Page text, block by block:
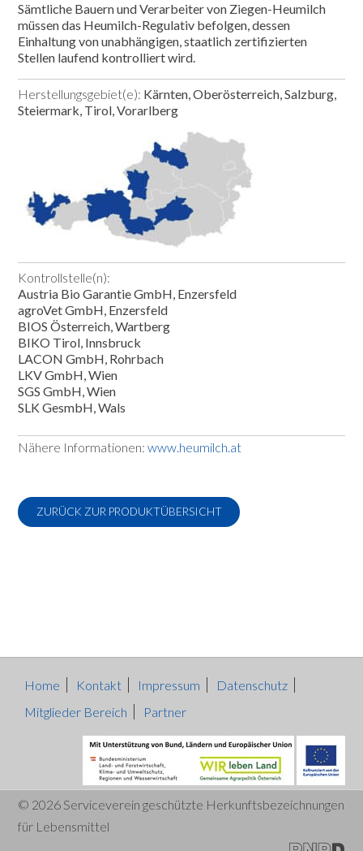
Sämtliche Bauern und Verarbeiter von Ziegen-Heumilch
müssen das Heumilch-Regulativ befolgen, dessen
Einhaltung von unabhängigen, staatlich zertifizierten
Stellen laufend kontrolliert wird.
Herstellungsgebiet(e): Kärnten, Oberösterreich, Salzburg,
Steiermark, Tirol, Vorarlberg
Kontrollstelle(n):
Austria Bio Garantie GmbH, Enzersfeld
agroVet GmbH, Enzersfeld
BIOS Österreich, Wartberg
BIKO Tirol, Innsbruck
LACON GmbH, Rohrbach
LKV GmbH, Wien
SGS GmbH, Wien
SLK GesmbH, Wals
Nähere Informationen:www.heumilch.at
ZURÜCK ZUR PRODUKTÜBERSICHT
Home Kontakt Impressum
Datenschutz
Mitglieder Bereich
Partner
© 2026 Serviceverein geschützte Herkunftsbezeichnungen
für Lebensmittel